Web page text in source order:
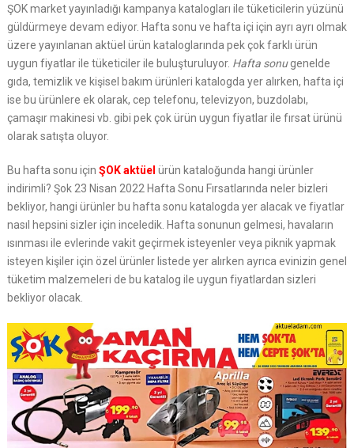
ŞOK market yayınladığı kampanya katalogları ile tüketicilerin yüzünü
güldürmeye devam ediyor. Hafta sonu ve hafta içi için ayrı ayrı olmak
üzere yayınlanan aktüel ürün kataloglarında pek çok farklı ürün
uygun fiyatlar ile tüketiciler ile buluşturuluyor. Hafta sonugenelde
gıda, temizlik ve kişisel bakım ürünleri katalogda yer alırken, hafta içi
ise bu ürünlere ek olarak, cep telefonu, televizyon, buzdolabı,
çamaşır makinesi vb. gibi pek çok ürün uygun fiyatlar ile fırsat ürünü
olarak satışta oluyor.
Bu hafta sonu için ŞOK aktüel ürün kataloğunda hangi ürünler
indirimli? Şok 23 Nisan 2022 Hafta Sonu Fırsatlarında neler bizleri
bekliyor, hangi ürünler bu hafta sonu katalogda yer alacak ve fiyatlar
nasıl hepsini sizler için inceledik. Hafta sonunun gelmesi, havaların
ısınması ile evlerinde vakit geçirmek isteyenler veya piknik yapmak
isteyen kişiler için özel ürünler listede yer alırken ayrıca evinizin genel
tüketim malzemeleri de bu katalog ile uygun fiyatlardan sizleri
bekliyor olacak.